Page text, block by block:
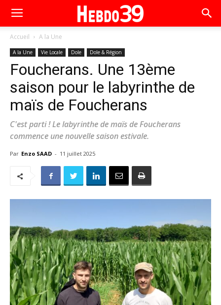
Accueil A la Une
A la Une Vie Locale Dole Dole & Région
Foucherans. Une 13ème
saison pour le labyrinthe de
maïs de Foucherans
C'est parti ! Le labyrinthe de maïs de Foucherans
commence une nouvelle saison estivale.
Par Enzo SAAD - 11 juillet 2025